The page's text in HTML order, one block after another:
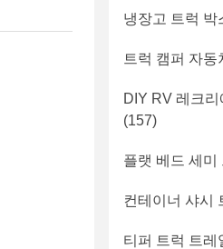
냉장고 트럭 박
트럭 캠퍼 자동
DIY RV 레크
(157)
플랫 베드 세미
컨테이너 샤시
티퍼 트럭 트레